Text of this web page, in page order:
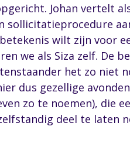
Johan vertelt
sollicitatieprocedure
wilt zijn voor
we als Siza zelf. De
het zo niet
dus gezellige
zo te noemen), die
deel te laten